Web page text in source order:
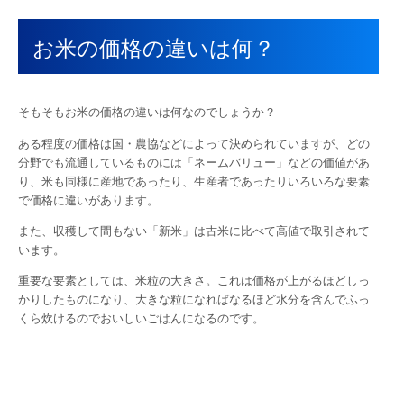
お米の価格の違いは何？
そもそもお米の価格の違いは何なのでしょうか？
ある程度の価格は国・農協などによって決められていますが、どの
分野でも流通しているものには「ネームバリュー」などの価値があ
り、米も同様に産地であったり、生産者であったりいろいろな要素
で価格に違いがあります。
また、収穫して間もない「新米」は古米に比べて高値で取引されて
います。
重要な要素としては、米粒の大きさ。これは価格が上がるほどしっ
かりしたものになり、大きな粒になればなるほど水分を含んでふっ
くら炊けるのでおいしいごはんになるのです。